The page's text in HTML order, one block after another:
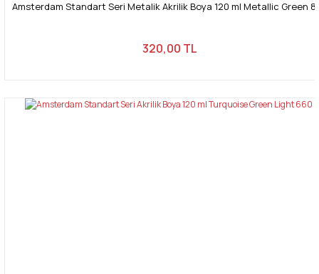
Amsterdam Standart Seri Metalik Akrilik Boya 120 ml Metallic Green
320,00 TL